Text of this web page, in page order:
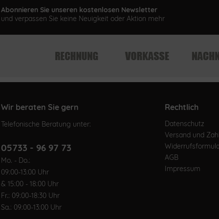
Abonnieren Sie unseren kostenlosen Newsletter
und verpassen Sie keine Neuigkeit oder Aktion mehr
Wir beraten Sie gern
Telefonische Beratung unter:
05733 - 96 97 73
Mo. - Do.:
09:00-13:00 Uhr
& 15:00 - 18:00 Uhr
Fr.: 09:00-18:30 Uhr
Sa.: 09:00-13:00 Uhr
Rechtlich
Datenschutz
Versand und
AGB
Impressum